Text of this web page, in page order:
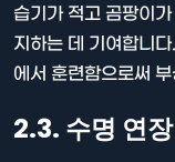
습기가 적고 곰팡이
지하는 데 기여합니
에서 훈련함으로써
2.3. 수명 연